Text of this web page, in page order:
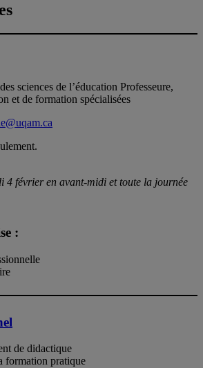
sciences de l’éducation Professeure,
et de formation spécialisées
4 février en avant-midi et toute la journée
:
de didactique
formation pratique